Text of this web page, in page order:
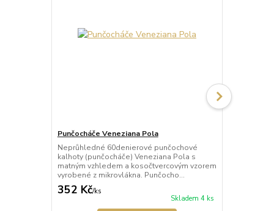
Punčocháče Veneziana Pola
Neprůhledné 60denierové punčochové
kalhoty (punčocháče) Veneziana Pola s
matným vzhledem a kosočtvercovým vzorem
vyrobené z mikrovlákna. Punčocho...
352 Kč/ks
Skladem 4 ks